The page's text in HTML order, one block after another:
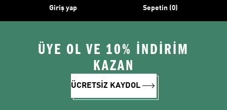
Giriş yap Sepetin (0)
ÜYE OL VE 10% İNDİRİM
KAZAN
ÜCRETSİZ KAYDOL